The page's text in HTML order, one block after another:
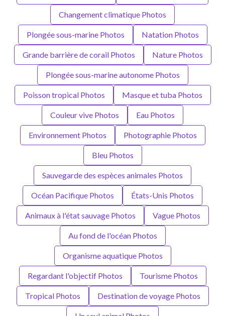
Changement climatique Photos
Plongée sous-marine Photos Natation Photos
Grande barrière de corail Photos Nature Photos
Plongée sous-marine autonome Photos
Poisson tropical Photos Masque et tuba Photos
Couleur vive Photos Eau Photos
Environnement Photos Photographie Photos
Bleu Photos
Sauvegarde des espèces animales Photos
Océan Pacifique Photos États-Unis Photos
Animaux à l'état sauvage Photos Vague Photos
Au fond de l'océan Photos
Organisme aquatique Photos
Regardant l'objectif Photos Tourisme Photos
Tropical Photos Destination de voyage Photos